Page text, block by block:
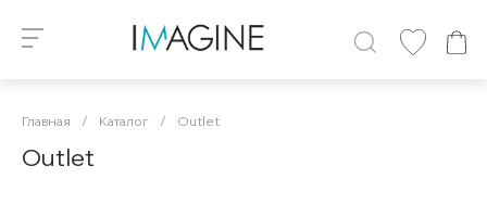
Главная / Каталог / Outlet
Outlet